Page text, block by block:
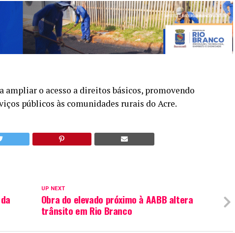
ampliar o acesso a direitos básicos, promovendo
públicos às comunidades rurais do Acre.
UP NEXT
Obra do elevado próximo à AABB altera
trânsito em Rio Branco